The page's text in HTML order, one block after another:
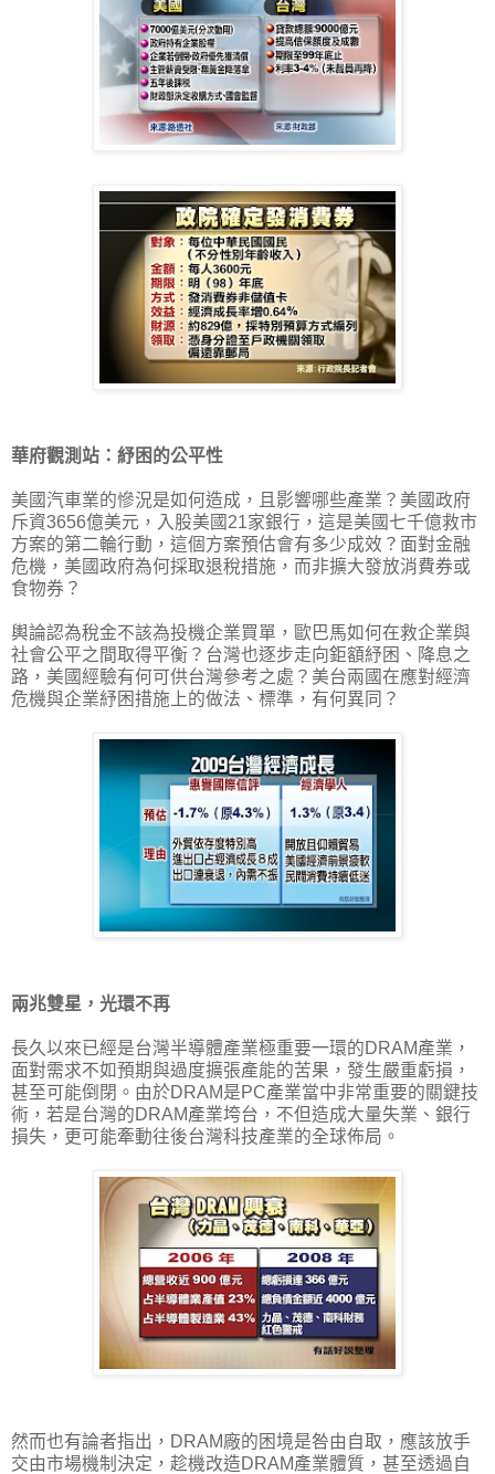
華府觀測站：紓困的公平性
美國汽車業的慘況是如何造成，且影響哪些產業？美國政府
斥資3656億美元，入股美國21家銀行，這是美國七千億救市
方案的第二輪行動，這個方案預估會有多少成效？面對金融
危機，美國政府為何採取退稅措施，而非擴大發放消費券或
食物券？
輿論認為稅金不該為投機企業買單，歐巴馬如何在救企業與
社會公平之間取得平衡？台灣也逐步走向鉅額紓困、降息之
路，美國經驗有何可供台灣參考之處？美台兩國在應對經濟
危機與企業紓困措施上的做法、標準，有何異同？
兩兆雙星，光環不再
長久以來已經是台灣半導體產業極重要一環的DRAM產業，
面對需求不如預期與過度擴張產能的苦果，發生嚴重虧損，
甚至可能倒閉。由於DRAM是PC產業當中非常重要的關鍵技
術，若是台灣的DRAM產業垮台，不但造成大量失業、銀行
損失，更可能牽動往後台灣科技產業的全球佈局。
然而也有論者指出，DRAM廠的困境是咎由自取，應該放手
交由市場機制決定，趁機改造DRAM產業體質，甚至透過自